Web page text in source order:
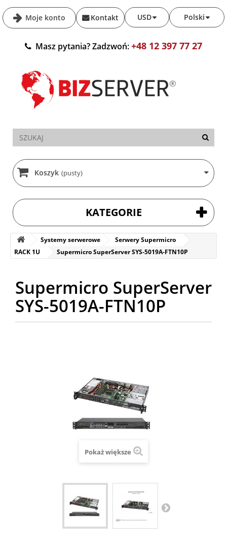
Moje konto Polski
USD
Kontakt
Masz pytania? Zadzwoń:+48 12 397 77 27
Koszyk (pusty)
KATEGORIE
Systemy serwerowe
Serwery Supermicro
RACK 1U
Supermicro SuperServer SYS-5019A-FTN10P
Supermicro SuperServer
SYS-5019A-FTN10P
Pokaż większe